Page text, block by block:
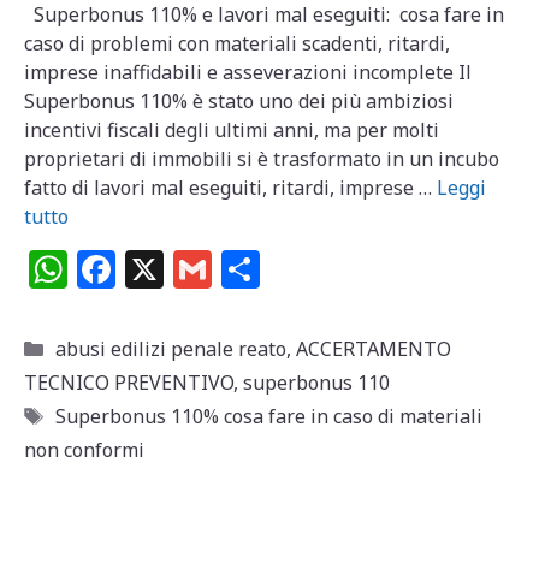
Superbonus 110% e lavori mal eseguiti: cosa fare in
caso di problemi con materiali scadenti, ritardi,
imprese inaffidabili e asseverazioni incomplete Il
Superbonus 110% è stato uno dei più ambiziosi
incentivi fiscali degli ultimi anni, ma per molti
proprietari di immobili si è trasformato in un incubo
fatto di lavori mal eseguiti, ritardi, imprese … Leggi
tutto
W
at
s
A
p
F
c
e
b
o
X G
ai
l
n
di
vi
Categorie
abusi edilizi penale reato, ACCERTAMENTO
TECNICO PREVENTIVO, superbonus 110
Tag
Superbonus 110% cosa fare in caso di materiali
non conformi